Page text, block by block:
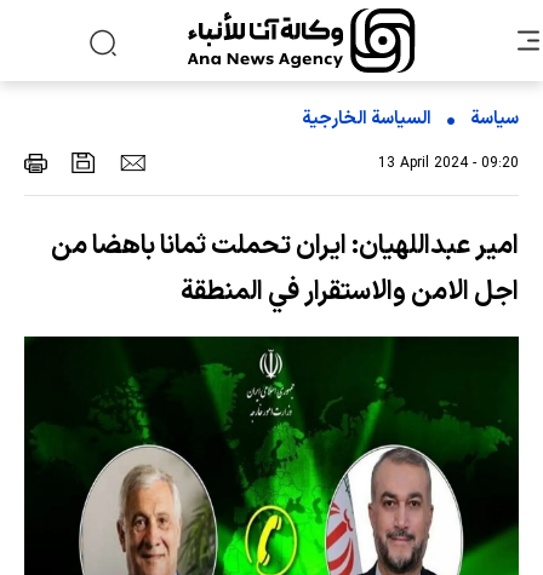
سياسة السیاسة الخارجیة
13 April 2024 - 09:20
امير عبداللهيان: ايران تحملت ثمانا باهضا من
اجل الامن والاستقرار في المنطقة